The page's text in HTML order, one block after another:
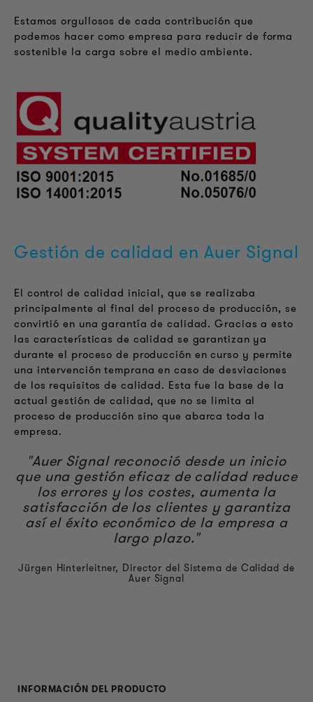
Estamos orgullosos de cada contribución que
podemos hacer como empresa para reducir de forma
sostenible la carga sobre el medio ambiente.
Gestión de calidad en Auer Signal
El control de calidad inicial, que se realizaba
principalmente al final del proceso de producción, se
convirtió en una garantía de calidad. Gracias a esto
las características de calidad se garantizan ya
durante el proceso de producción en curso y permite
una intervención temprana en caso de desviaciones
de los requisitos de calidad. Esta fue la base de la
actual gestión de calidad, que no se limita al
proceso de producción sino que abarca toda la
empresa.
"Auer Signal reconoció desde un inicio
que una gestión eficaz de calidad reduce
los errores y los costes, aumenta la
satisfacción de los clientes y garantiza
así el éxito económico de la empresa a
largo plazo."
Jürgen Hinterleitner, Director del Sistema de Calidad de
Auer Signal
INFORMACIÓN DEL PRODUCTO